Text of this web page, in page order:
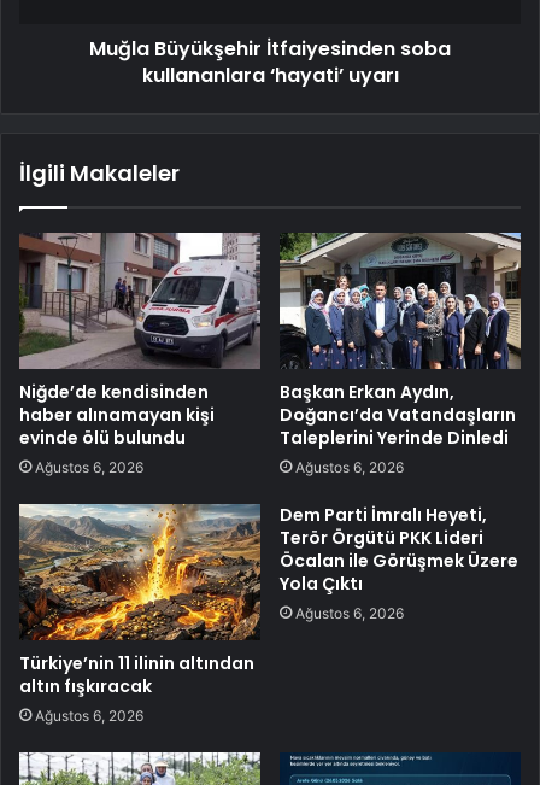
Muğla Büyükşehir İtfaiyesinden soba
kullananlara ‘hayati’ uyarı
İlgili Makaleler
Niğde’de kendisinden
haber alınamayan kişi
evinde ölü bulundu
Ağustos 6, 2026
Başkan Erkan Aydın,
Doğancı’da Vatandaşların
Taleplerini Yerinde Dinledi
Ağustos 6, 2026
Türkiye’nin 11 ilinin altından
altın fışkıracak
Ağustos 6, 2026
Dem Parti İmralı Heyeti,
Terör Örgütü PKK Lideri
Öcalan ile Görüşmek Üzere
Yola Çıktı
Ağustos 6, 2026